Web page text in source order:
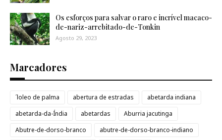
Os esforços para salvar o raro e incrível macaco-
de-nariz-arrebitado-de-Tonkin
Agosto 29, 2023
Marcadores
´loleo de palma abertura de estradas
abetarda indiana
abetarda-da-Índia
abetardas
Aburria jacutinga
Abutre-de-dorso-branco
abutre-de-dorso-branco-indiano